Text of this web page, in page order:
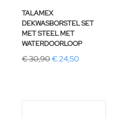
TALAMEX
DEKWASBORSTEL SET
MET STEEL MET
WATERDOORLOOP
€ 30,90€ 24,50